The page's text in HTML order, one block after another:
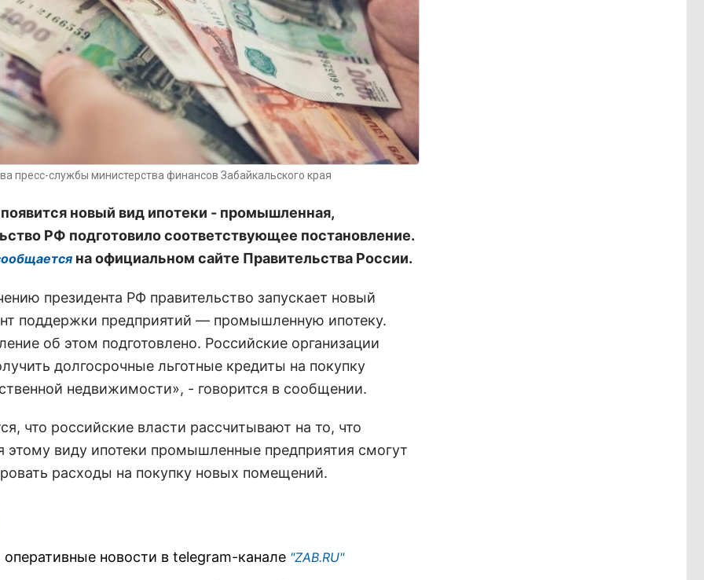
пресс-службы министерства финансов Забайкальского края
новый вид ипотеки - промышленная,
РФ подготовило соответствующее постановление.
на официальном сайте Правительства России.
президента РФ правительство запускает новый
поддержки предприятий — промышленную ипотеку.
об этом подготовлено. Российские организации
долгосрочные льготные кредиты на покупку
недвижимости», - говорится в сообщении.
что российские власти рассчитывают на то, что
этому виду ипотеки промышленные предприятия смогут
расходы на покупку новых помещений.
новости в telegram-канале "ZAB.RU"